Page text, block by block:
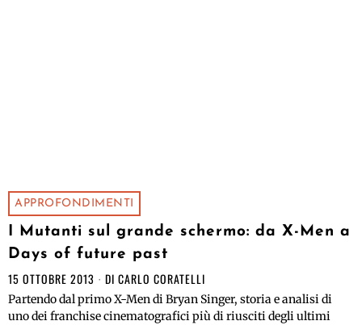
APPROFONDIMENTI
I Mutanti sul grande schermo: da X-Men a
Days of future past
15 OTTOBRE 2013 DI CARLO CORATELLI
Partendo dal primo X-Men di Bryan Singer, storia e analisi di
uno dei franchise cinematografici più di riusciti degli ultimi